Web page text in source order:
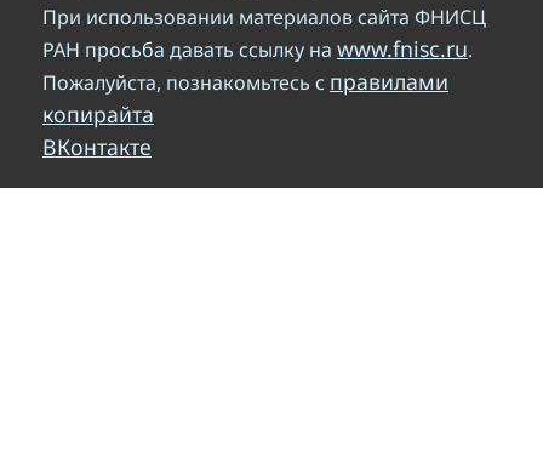
При использовании материалов сайта ФНИСЦ
РАН просьба давать ссылку на www.fnisc.ru.
Пожалуйста, познакомьтесь с правилами
копирайта
ВКонтакте